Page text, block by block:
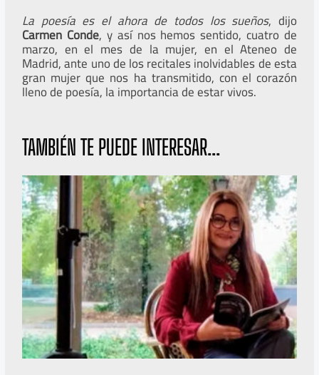
La poesía es el ahora de todos los sueños, dijo
Carmen Conde, y así nos hemos sentido, cuatro de
marzo, en el mes de la mujer, en el Ateneo de
Madrid, ante uno de los recitales inolvidables de esta
gran mujer que nos ha transmitido, con el corazón
lleno de poesía, la importancia de estar vivos.
TAMBIÉN TE PUEDE INTERESAR...